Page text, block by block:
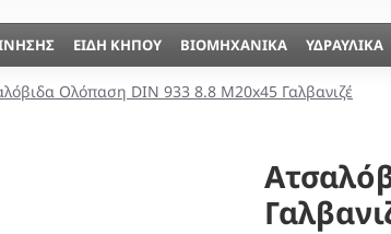
ΕΊΔΗ ΚΉΠΟΥ ΒΙΟΜΗΧΑΝΙΚΆ ΥΔΡΑΥΛΙΚΆ
Ολόπαση DIN 933 8.8 Μ20x45 Γαλβανιζέ